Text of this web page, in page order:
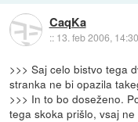
CaqKa
:: 13. feb 2006, 14:30
>>> Saj celo bistvo tega
stranka ne bi opazila
>>> In to bo doseženo.
tega skoka prišlo, vsaj